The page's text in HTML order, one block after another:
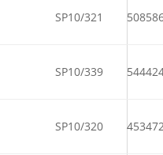
SP10/321
SP10/339
SP10/320